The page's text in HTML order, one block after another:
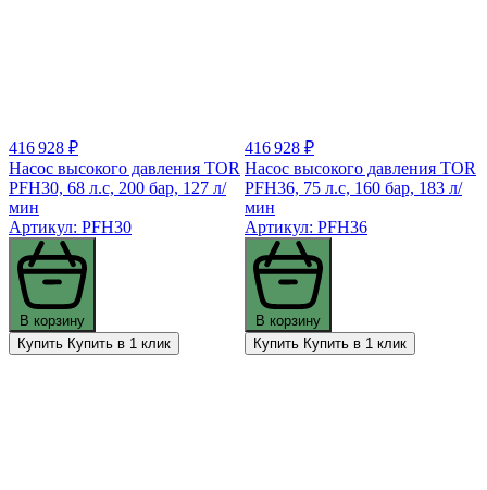
416 928 ₽
Насос высокого давления TOR
PFH30, 68 л.с, 200 бар, 127 л/
мин
Артикул: PFH30
В корзину
Купить Купить в 1 клик
416 928 ₽
Насос высокого давления TOR
PFH36, 75 л.с, 160 бар, 183 л/
мин
Артикул: PFH36
В корзину
Купить Купить в 1 клик